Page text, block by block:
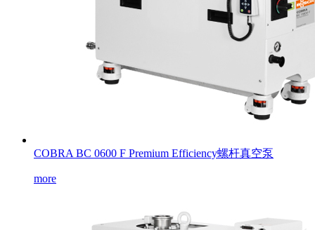
COBRA BC 0600 F Premium Efficiency螺杆真空泵
more